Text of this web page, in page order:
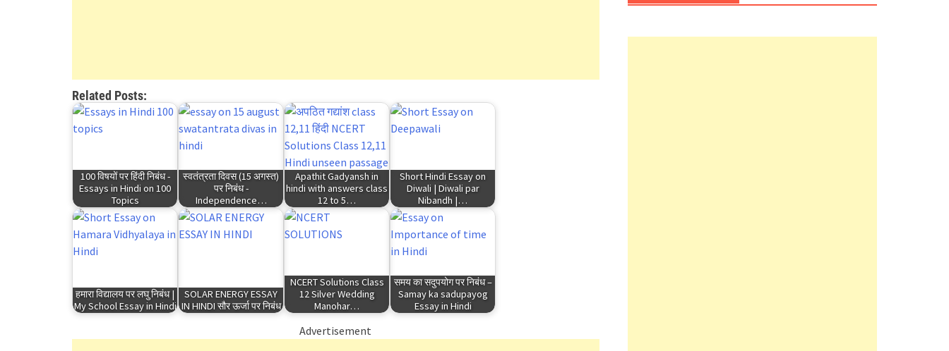
Related Posts:
100 विषयों पर हिंदी निबंध -
Essays in Hindi on 100
Topics
स्वतंत्रता दिवस (15 अगस्त)
पर निबंध -
Independence…
Apathit Gadyansh in
hindi with answers class
12 to 5…
Short Hindi Essay on
Diwali | Diwali par
Nibandh |…
हमारा विद्यालय पर लघु निबंध |
My School Essay in Hindi
SOLAR ENERGY ESSAY
IN HINDI सौर ऊर्जा पर निबंध
NCERT Solutions Class
12 Silver Wedding
Manohar…
समय का सदुपयोग पर निबंध –
Samay ka sadupayog
Essay in Hindi
Advertisement